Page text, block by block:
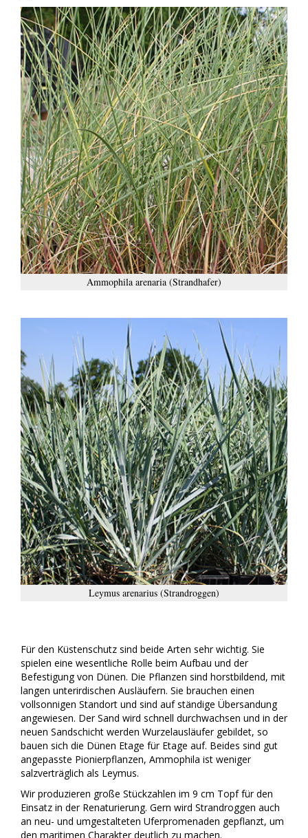
Ammophila arenaria (Strandhafer)
Leymus arenarius (Strandroggen)
Für den Küstenschutz sind beide Arten sehr wichtig. Sie
spielen eine wesentliche Rolle beim Aufbau und der
Befestigung von Dünen. Die Pflanzen sind horstbildend, mit
langen unterirdischen Ausläufern. Sie brauchen einen
vollsonnigen Standort und sind auf ständige Übersandung
angewiesen. Der Sand wird schnell durchwachsen und in der
neuen Sandschicht werden Wurzelausläufer gebildet, so
bauen sich die Dünen Etage für Etage auf. Beides sind gut
angepasste Pionierpflanzen, Ammophila ist weniger
salzverträglich als Leymus.
Wir produzieren große Stückzahlen im 9 cm Topf für den
Einsatz in der Renaturierung. Gern wird Strandroggen auch
an neu- und umgestalteten Uferpromenaden gepflanzt, um
den maritimen Charakter deutlich zu machen.